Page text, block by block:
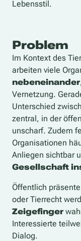
Lebensstil.
Problem
Im Kontext des
arbeiten viele
nebeneinander
Vernetzung.
Unterschied
zentral, in der
unscharf. Zudem
Organisationen
Anliegen sichtbar
Gesellschaft
Öffentlich
oder Tierrecht
Zeigefinger
Interessierte
Dialog.